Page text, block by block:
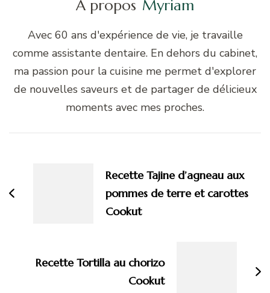
À propos Myriam
Avec 60 ans d'expérience de vie, je travaille
comme assistante dentaire. En dehors du cabinet,
ma passion pour la cuisine me permet d'explorer
de nouvelles saveurs et de partager de délicieux
moments avec mes proches.
Recette Tajine d’agneau aux
pommes de terre et carottes
Cookut
Recette Tortilla au chorizo
Cookut